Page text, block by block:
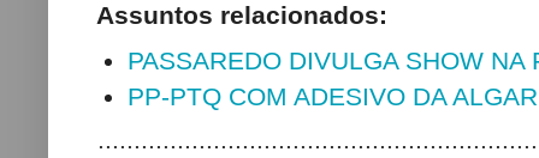
Assuntos relacionados:
PASSAREDO DIVULGA SHOW
PP-PTQ COM ADESIVO DA ALGAR